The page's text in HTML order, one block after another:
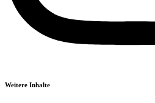
Weitere Inhalte